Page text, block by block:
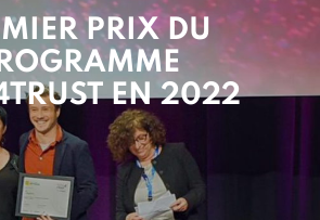
PRIX DU
EN 2022